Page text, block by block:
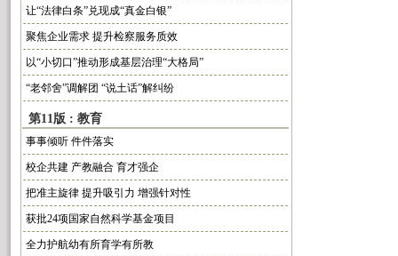
让“法律白条”兑现成“真金白银”
聚焦企业需求 提升检察服务质效
以“小切口”推动形成基层治理“大格局”
“老邻舍”调解团 “说土话”解纠纷
第11版 : 教育
事事倾听 件件落实
校企共建 产教融合 育才强企
把准主旋律 提升吸引力 增强针对性
获批24项国家自然科学基金项目
全力护航幼有所育学有所教